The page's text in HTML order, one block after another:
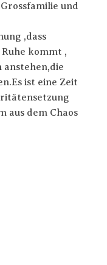
und
,dass
kommt ,
anstehen,die
ist eine Zeit
aus dem Chaos